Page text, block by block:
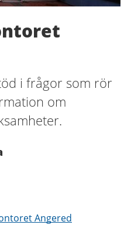
i frågor som rör
om
Angered